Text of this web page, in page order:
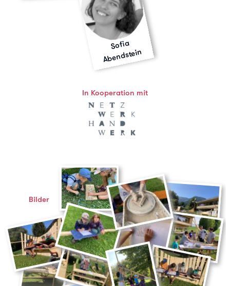
Sofia
Abendstein
In Kooperation mit
Bilder